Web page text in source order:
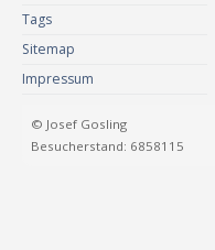
Tags
Sitemap
Impressum
© Josef Gosling
Besucherstand: 6858115